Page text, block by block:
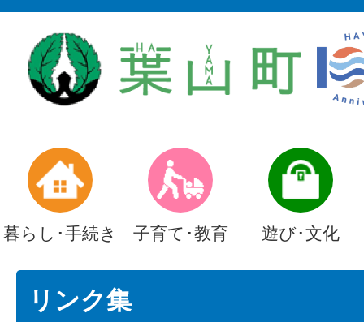
暮らし･手続き 子育て･教育 遊び･文化
リンク集